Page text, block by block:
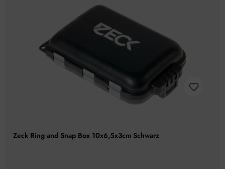
Zeck Ring and Snap Box 10x6,5x3cm Schwarz